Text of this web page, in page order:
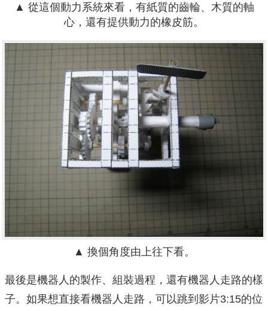
▲ 從這個動力系統來看，有紙質的齒輪、木質的軸
心，還有提供動力的橡皮筋。
▲ 換個角度由上往下看。
最後是機器人的製作、組裝過程，還有機器人走路的樣
子。如果想直接看機器人走路，可以跳到影片3:15的位